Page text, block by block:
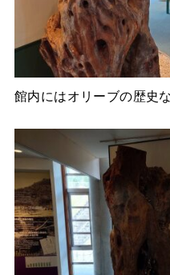
館内にはオリーブの歴史